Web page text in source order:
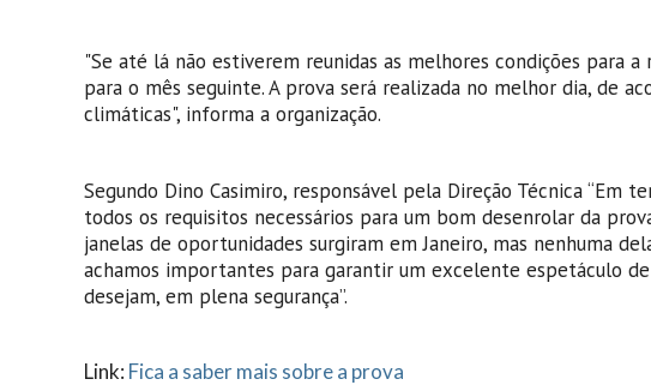
"Se até lá não estiverem reunidas as melhores condições para
para o mês seguinte. A prova será realizada no melhor dia, de
climáticas", informa a organização.
Segundo Dino Casimiro, responsável pela Direção Técnica “Em
todos os requisitos necessários para um bom desenrolar da
janelas de oportunidades surgiram em Janeiro, mas nenhuma
achamos importantes para garantir um excelente espetáculo
desejam, em plena segurança”.
Link: Fica a saber mais sobre a prova